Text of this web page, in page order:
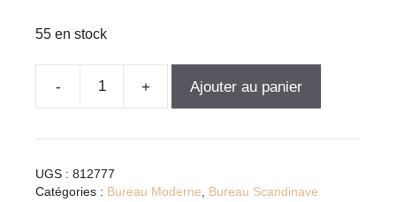
55 en stock
quantité
Bureau
brillant
Ajouter au panier
UGS : 812777
Catégories : Bureau Moderne, Bureau Scandinave